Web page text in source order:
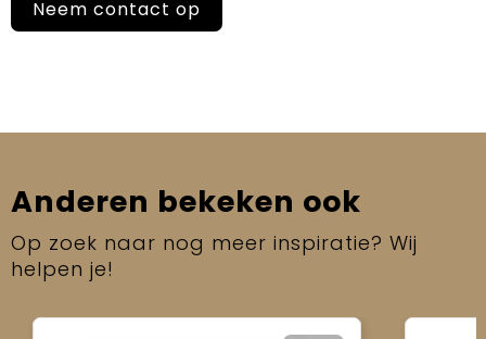
Neem contact op
Anderen bekeken ook
Op zoek naar nog meer inspiratie? Wij
helpen je!